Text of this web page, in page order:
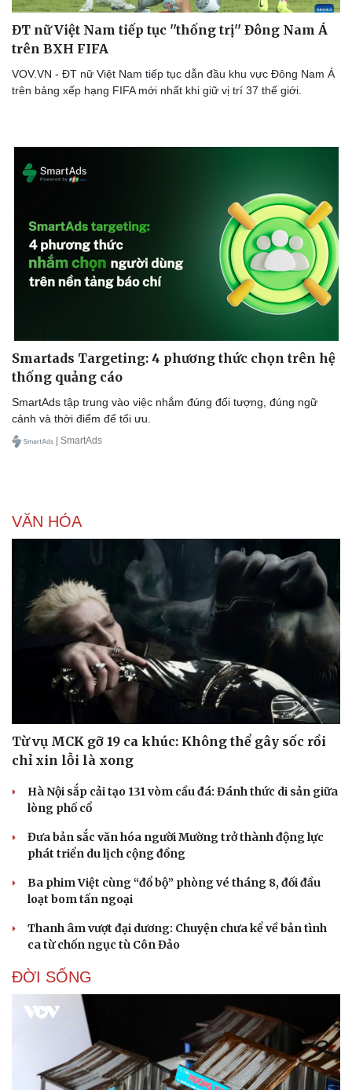
Thông tin doanh nghiệp
Doanh nghiệp 24h
Vì cộng đồng
Sành điệu
Tin Công nghệ
Trải nghiệm
Chuyển đổi số
ĐT nữ Việt Nam tiếp tục ''thống trị'' Đông Nam Á
trên BXH FIFA
VOV.VN - ĐT nữ Việt Nam tiếp tục dẫn đầu khu vực Đông Nam Á
trên bảng xếp hạng FIFA mới nhất khi giữ vị trí 37 thế giới.
Smartads Targeting: 4 phương thức chọn trên hệ
thống quảng cáo
SmartAds tập trung vào việc nhắm đúng đối tượng, đúng ngữ
cảnh và thời điểm để tối ưu.
| SmartAds
VĂN HÓA
Từ vụ MCK gỡ 19 ca khúc: Không thể gây sốc rồi
chỉ xin lỗi là xong
Hà Nội sắp cải tạo 131 vòm cầu đá: Đánh thức di sản giữa
lòng phố cổ
Đưa bản sắc văn hóa người Mường trở thành động lực
phát triển du lịch cộng đồng
Ba phim Việt cùng “đổ bộ” phòng vé tháng 8, đối đầu
loạt bom tấn ngoại
Thanh âm vượt đại dương: Chuyện chưa kể về bản tình
ca từ chốn ngục tù Côn Đảo
ĐỜI SỐNG